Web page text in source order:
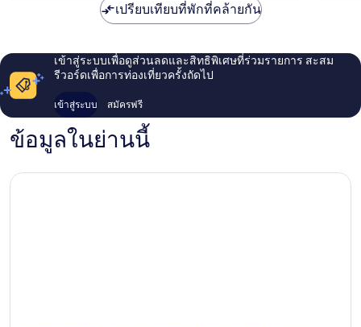
เปรียบเทียบที่พักที่คล้ายกัน
เข้าสู่ระบบเพื่อดูส่วนลดและสิทธิพิเศษที่ร่วมรายการ สะสม
รีวอร์ดเพื่อการท่องเที่ยวครั้งถัดไป
เข้าสู่ระบบ สมัครฟรี
ข้อมูลในย่านนี้